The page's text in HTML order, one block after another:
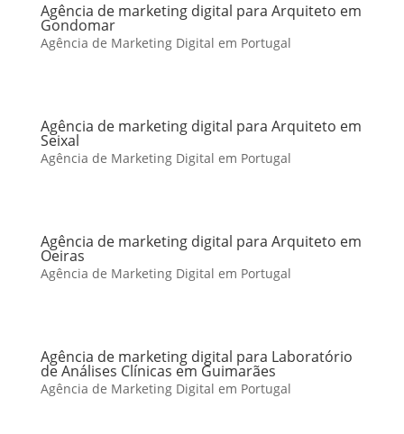
Agência de marketing digital para Arquiteto em
Gondomar
Agência de Marketing Digital em Portugal
Agência de marketing digital para Arquiteto em
Seixal
Agência de Marketing Digital em Portugal
Agência de marketing digital para Arquiteto em
Oeiras
Agência de Marketing Digital em Portugal
Agência de marketing digital para Laboratório
de Análises Clínicas em Guimarães
Agência de Marketing Digital em Portugal